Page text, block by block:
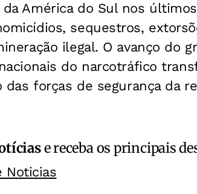
América do Sul nos
sequestros,
ilegal. O avanço do
do narcotráfico
forças de segurança da
e receba os principais
Noticias